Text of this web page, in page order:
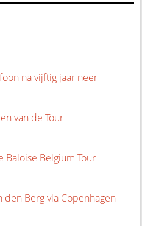
na vijftig jaar neer
van de Tour
Baloise Belgium Tour
Berg via Copenhagen